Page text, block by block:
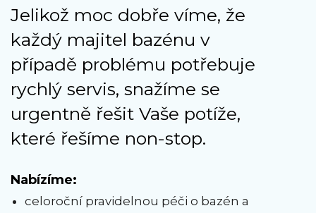
Jelikož moc dobře víme, že
každý majitel bazénu v
případě problému potřebuje
rychlý servis, snažíme se
urgentně řešit Vaše potíže,
které řešíme non-stop.
Nabízíme:
celoroční pravidelnou péči o bazén a